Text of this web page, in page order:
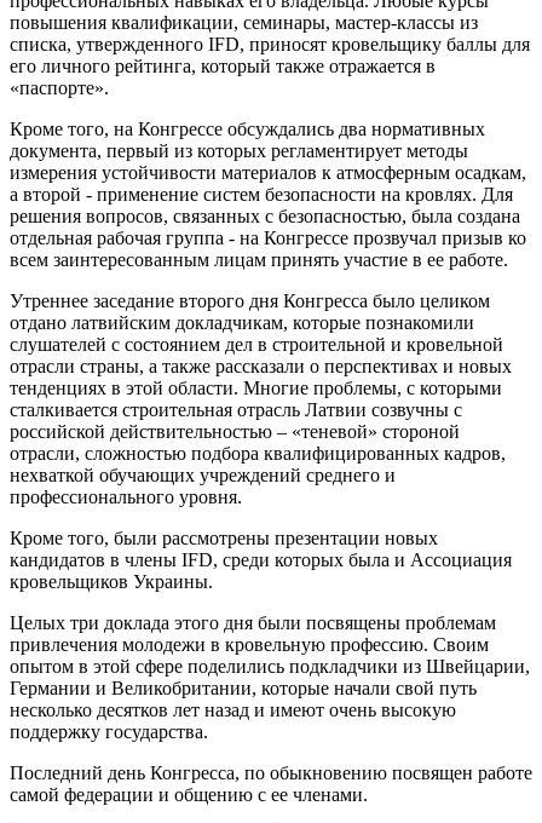
повышения квалификации, семинары, мастер-классы из
списка, утвержденного IFD, приносят кровельщику баллы для
его личного рейтинга, который также отражается в
«паспорте».
Кроме того, на Конгрессе обсуждались два нормативных
документа, первый из которых регламентирует методы
измерения устойчивости материалов к атмосферным осадкам,
а второй - применение систем безопасности на кровлях. Для
решения вопросов, связанных с безопасностью, была создана
отдельная рабочая группа - на Конгрессе прозвучал призыв ко
всем заинтересованным лицам принять участие в ее работе.
Утреннее заседание второго дня Конгресса было целиком
отдано латвийским докладчикам, которые познакомили
слушателей с состоянием дел в строительной и кровельной
отрасли страны, а также рассказали о перспективах и новых
тенденциях в этой области. Многие проблемы, с которыми
сталкивается строительная отрасль Латвии созвучны с
российской действительностью – «теневой» стороной
отрасли, сложностью подбора квалифицированных кадров,
нехваткой обучающих учреждений среднего и
профессионального уровня.
Кроме того, были рассмотрены презентации новых
кандидатов в члены IFD, среди которых была и Ассоциация
кровельщиков Украины.
Целых три доклада этого дня были посвящены проблемам
привлечения молодежи в кровельную профессию. Своим
опытом в этой сфере поделились подкладчики из Швейцарии,
Германии и Великобритании, которые начали свой путь
несколько десятков лет назад и имеют очень высокую
поддержку государства.
Последний день Конгресса, по обыкновению посвящен работе
самой федерации и общению с ее членами.